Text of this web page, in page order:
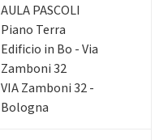
AULA PASCOLI
Piano Terra
Edificio in Bo - Via
Zamboni 32
VIA Zamboni 32 -
Bologna